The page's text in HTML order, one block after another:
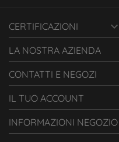
CERTIFICAZIONI 
LA NOSTRA AZIENDA
CONTATTI E NEGOZI
IL TUO ACCOUNT
INFORMAZIONI NEGOZIO